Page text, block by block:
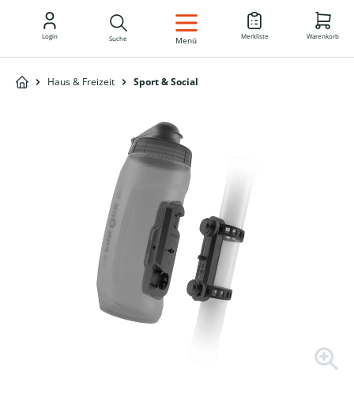
DE
Login Suche Menü Merkliste Warenkorb
Haus & Freizeit Sport & Social